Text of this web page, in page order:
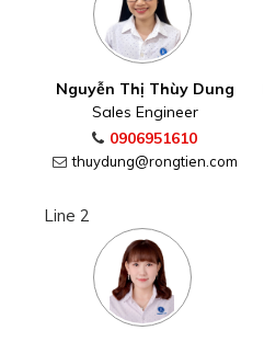
Nguyễn Thị Thùy Dung
Sales Engineer
0906951610
thuydung@rongtien.com
Line 2